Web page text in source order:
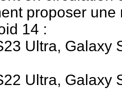
proposer une
14 :
Ultra, Galaxy
Ultra, Galaxy